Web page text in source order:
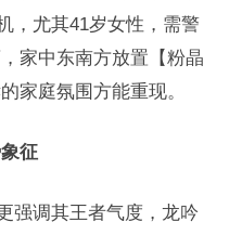
，尤其41岁女性，需警
家中东南方放置【粉晶
家庭氛围方能重现。
征
强调其王者气度，龙吟